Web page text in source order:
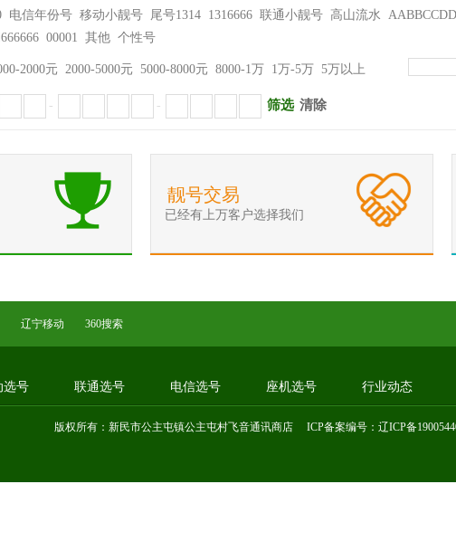
电信年份号 移动小靓号 尾号1314 1316666 联通小靓号 高山流水 AABBCCDD
00001 其他 个性号
2000元 2000-5000元 5000-8000元 8000-1万 1万-5万 5万以上
- - 筛选 清除
靓号交易
已经有上万客户选择我们
辽宁移动 360搜索
选号 联通选号 电信选号 座机选号 行业动态
版权所有：新民市公主屯镇公主屯村飞音通讯商店 ICP备案编号： 辽ICP备